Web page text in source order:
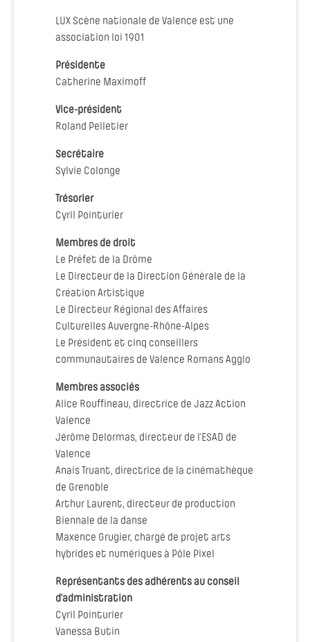
LUX Scène nationale de Valence est une
association loi 1901
Présidente
Catherine Maximoff
Vice-président
Roland Pelletier
Secrétaire
Sylvie Colonge
Trésorier
Cyril Pointurier
Membres de droit
Le Préfet de la Drôme
Le Directeur de la Direction Générale de la
Création Artistique
Le Directeur Régional des Affaires
Culturelles Auvergne-Rhône-Alpes
Le Président et cinq conseillers
communautaires de Valence Romans Agglo
Membres associés
Alice Rouffineau, directrice de Jazz Action
Valence
Jérôme Delormas, directeur de l’ESAD de
Valence
Anais Truant, directrice de la cinémathèque
de Grenoble
Arthur Laurent, directeur de production
Biennale de la danse
Maxence Grugier, chargé de projet arts
hybrides et numériques à Pôle Pixel
Représentants des adhérents au conseil
d’administration
Cyril Pointurier
Vanessa Butin